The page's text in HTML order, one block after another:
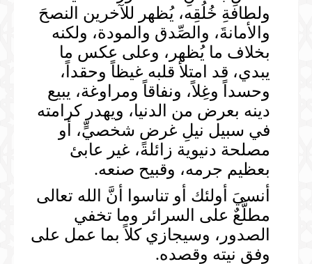
ولطافةِ خُلُقِه، يُظهر للآخرين النصحَ
والأمانةَ، والصِّدق والمودة، ولكنه
بخلاف ما يُظهر، وعلى عكس ما
يبدي، قد امتلأ قلبه غيظاً وحقداً،
وحسداً وغِلاً، ونفاقاً ومراوغة، يبيع
دينه بعرض من الدنيا، ويهدر كرامته
في سبيل نيلِ غرضٍ شخصيٍّ، أو
مصلحة دنيوية زائلة، غير عابئ
بعظيم جرمه، وقبيح صنعه.
أنسيَ أولئك أو تناسوا أنَّ الله تعالى
مطلَّعٌ على السرائر وما تخفي
الصدور، وسيجازي كلاً بما عمل على
وفق نيته وقصده.